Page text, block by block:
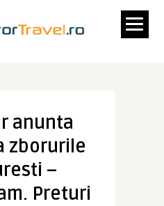
anunta
zborurile
–
Preturi